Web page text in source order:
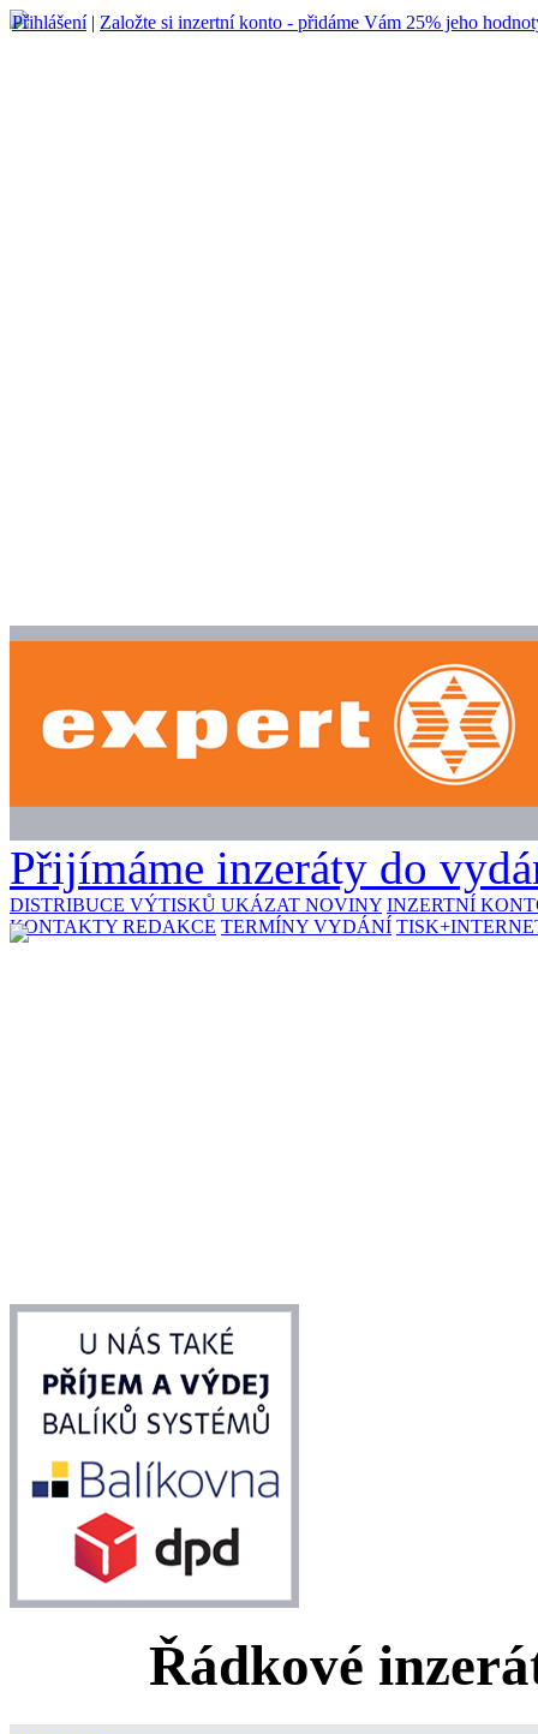
Přihlášení| Založte si inzertní konto - přidáme Vám 25% jeho
Přijímáme inzeráty do
DISTRIBUCE VÝTISKŮ UKÁZAT NOVINY INZERTNÍ
KONTAKTY REDAKCE TERMÍNY VYDÁNÍ
Řádkové